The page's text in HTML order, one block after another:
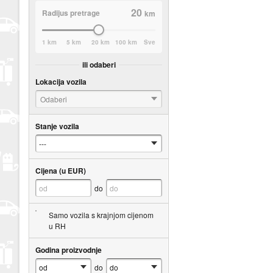
Radijus pretrage 20km
1 km 5 km 20 km 100 km Sve
ili odaberi
Lokacija vozila
Odaberi
Stanje vozila
Cijena (u EUR)
do
Samo vozila s krajnjom cijenom
u RH
Godina proizvodnje
do